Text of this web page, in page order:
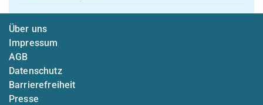
Über uns
Impressum
AGB
Datenschutz
Barrierefreiheit
Presse